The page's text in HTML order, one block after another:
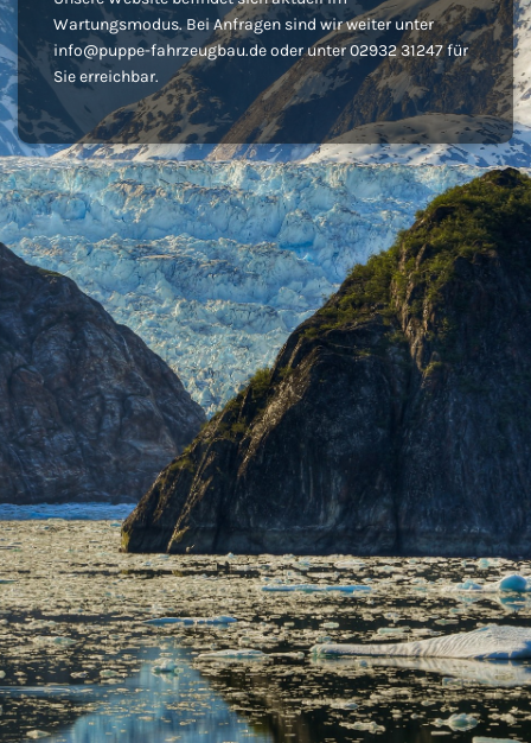
Wartungsmodus. Bei Anfragen sind wir weiter unter
info@puppe-fahrzeugbau.de oder unter 02932 31247 für
Sie erreichbar.